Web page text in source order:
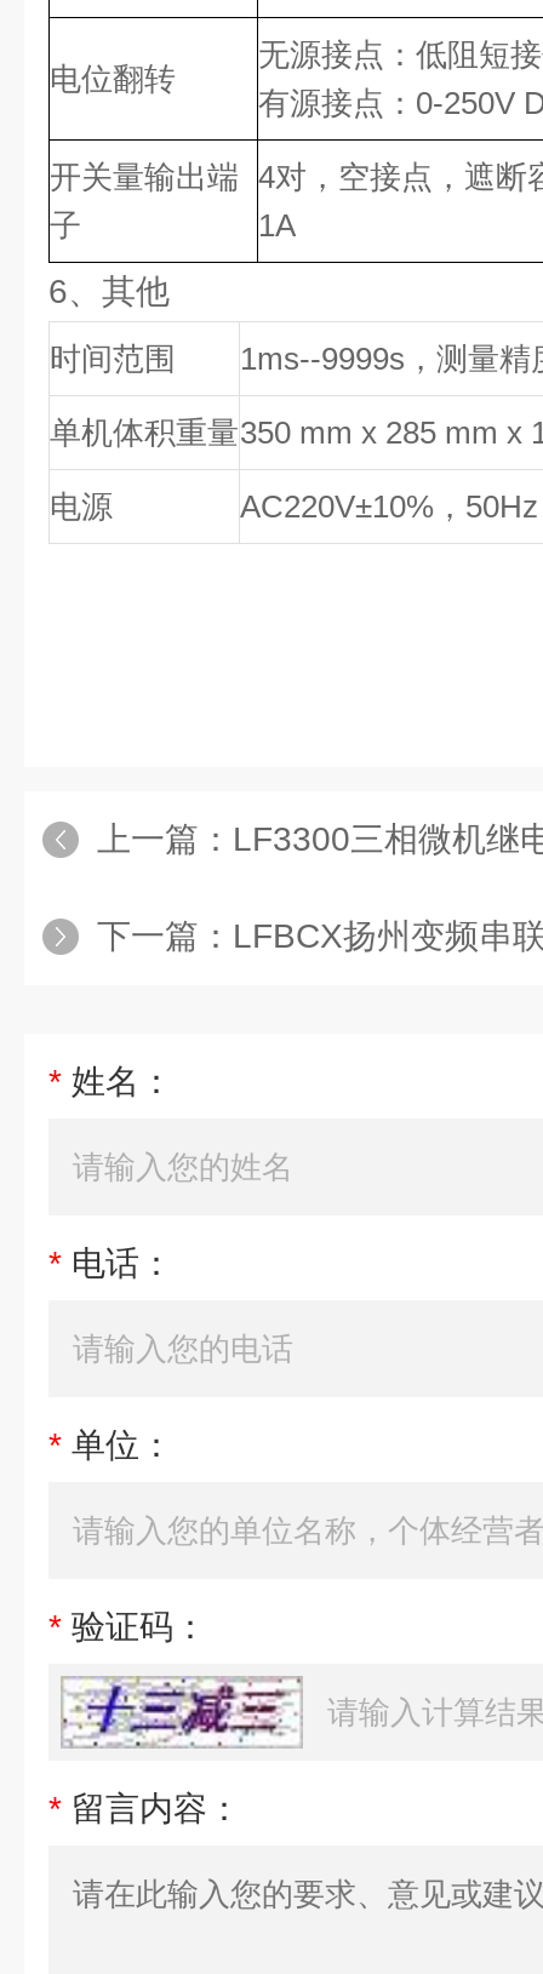
电位翻转
无源接点：低阻短
有源接点：0-250V
开关量输出端
子
4对，空接点，遮断
1A
6、其他
时间范围 1ms--9999s，测量精
单机体积重量350 mm x 285 mm x
电源 AC220V±10%，
上一篇： LF3300三相微机继
下一篇： LFBCX扬州变频串
* 姓名：
* 电话：
* 单位：
* 验证码：
* 留言内容：